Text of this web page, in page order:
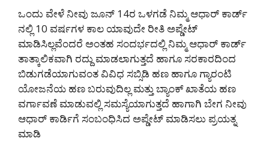
ಒಂದು ವೇಳೆ ನೀವು ಜೂನ್ 14ರ ಒಳಗಡೆ ನಿಮ್ಮ ಆಧಾರ್ ಕಾರ್ಡ್
ನಲ್ಲಿ 10 ವರ್ಷಗಳ ಕಾಲ ಯಾವುದೇ ರೀತಿ ಅಪ್ಡೇಟ್
ಮಾಡಿಸಿಲ್ಲವೆಂದರೆ ಅಂತಹ ಸಂದರ್ಭದಲ್ಲಿ ನಿಮ್ಮ ಆಧಾರ್ ಕಾರ್ಡ್
ತಾತ್ಕಾಲಿಕವಾಗಿ ರದ್ದು ಮಾಡಲಾಗುತ್ತದೆ ಹಾಗೂ ಸರಕಾರದಿಂದ
ಬಿಡುಗಡೆಯಾಗುವಂತ ವಿವಿಧ ಸಬ್ಸಿಡಿ ಹಣ ಹಾಗೂ ಗ್ಯಾರಂಟಿ
ಯೋಜನೆಯ ಹಣ ಬರುವುದಿಲ್ಲ ಮತ್ತು ಬ್ಯಾಂಕ್ ಖಾತೆಯ ಹಣ
ವರ್ಗಾವಣೆ ಮಾಡುವಲ್ಲಿ ಸಮಸ್ಯೆಯಾಗುತ್ತದೆ ಹಾಗಾಗಿ ಬೇಗ ನೀವು
ಆಧಾರ್ ಕಾರ್ಡಿಗೆ ಸಂಬಂಧಿಸಿದ ಅಪ್ಡೇಟ್ ಮಾಡಿಸಲು ಪ್ರಯತ್ನ
ಮಾಡಿ